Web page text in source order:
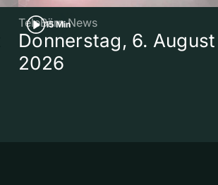
15 Min
TeleBärn News
Donnerstag, 6. August
2026